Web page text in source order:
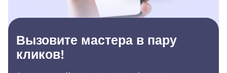
Вызовите мастера в пару
кликов!